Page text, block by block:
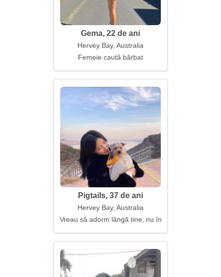
Gema, 22 de ani
Hervey Bay, Australia
Femeie caută bărbat
Pigtails, 37 de ani
Hervey Bay, Australia
Vreau să adorm lângă tine, nu în anxietate